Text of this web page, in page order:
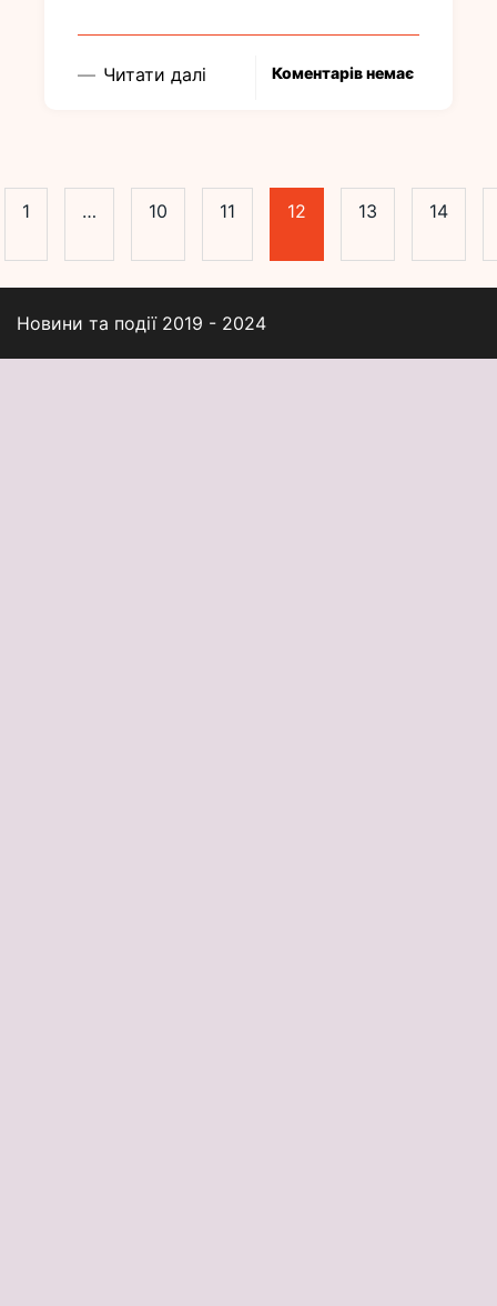
Читати далі Коментарів немає
1 … 10 11 12 13 14
Новини та події 2019 - 2024